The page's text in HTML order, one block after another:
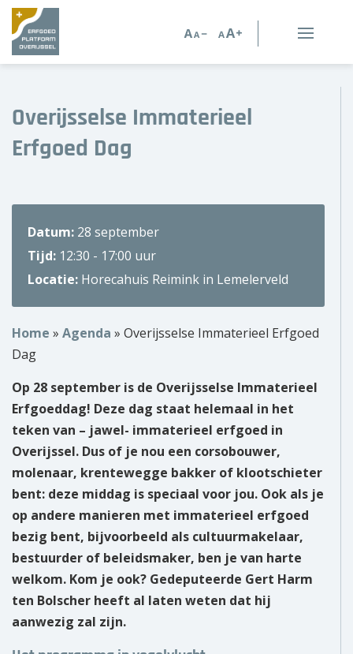
Erfgoedorganisaties
Kennisbank
Persoonlijk advies
Nieuws
Agenda
Wie zijn wij?
Onze partners
Contact
Zoek
naar:
Overijsselse Immaterieel
Erfgoed Dag
Datum: 28 september
Tijd: 12:30 - 17:00 uur
Locatie: Horecahuis Reimink in Lemelerveld
Home » Agenda » Overijsselse Immaterieel Erfgoed
Dag
Op 28 september is de Overijsselse Immaterieel
Erfgoeddag! Deze dag staat helemaal in het
teken van – jawel- immaterieel erfgoed in
Overijssel. Dus of je nou een corsobouwer,
molenaar, krentewegge bakker of klootschieter
bent: deze middag is speciaal voor jou. Ook als je
op andere manieren met immaterieel erfgoed
bezig bent, bijvoorbeeld als cultuurmakelaar,
bestuurder of beleidsmaker, ben je van harte
welkom. Kom je ook? Gedeputeerde Gert Harm
ten Bolscher heeft al laten weten dat hij
aanwezig zal zijn.